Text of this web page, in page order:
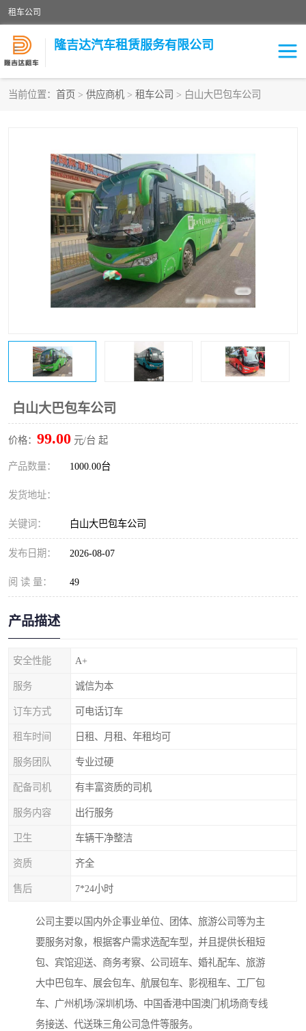
租车公司
隆吉达汽车租赁服务有限公司
当前位置： 首页 > 供应商机 > 租车公司 > 白山大巴包车公司
白山大巴包车公司
价格： 99.00 元/台 起
产品数量： 1000.00台
发货地址：
关键词： 白山大巴包车公司
发布日期： 2026-08-07
阅 读 量： 49
产品描述
安全性能 A+
服务 诚信为本
订车方式 可电话订车
租车时间 日租、月租、年租均可
服务团队 专业过硬
配备司机 有丰富资质的司机
服务内容 出行服务
卫生 车辆干净整洁
资质 齐全
售后 7*24小时
公司主要以国内外企事业单位、团体、旅游公司等为主
要服务对象，根据客户需求选配车型，并且提供长租短
包、宾馆迎送、商务考察、公司班车、婚礼配车、旅游
大中巴包车、展会包车、航展包车、影视租车、工厂包
车、广州机场/深圳机场、中国香港中国澳门机场商专线
务接送、代送珠三角公司急件等服务。
大巴车